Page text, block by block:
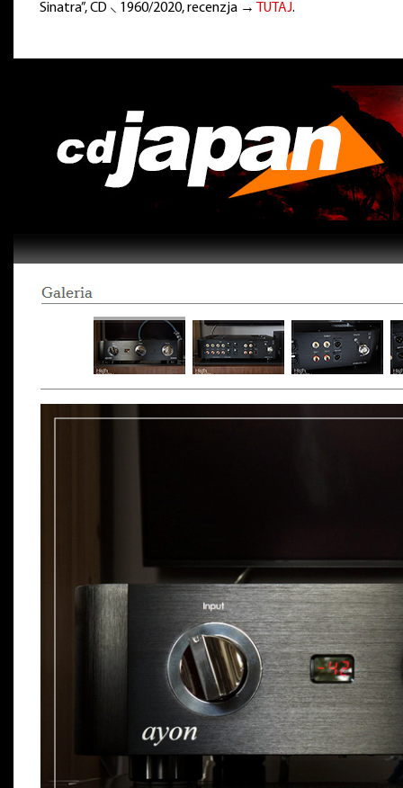
Sinatra”, CD ⸜ 1960/2020, recenzja →
TUTAJ.